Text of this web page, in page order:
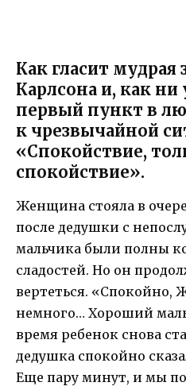
Как гласит мудрая
Карлсона и, как ни
первый пункт в
к чрезвычайной
«Спокойствие,
спокойствие».
Женщина стояла в
после дедушки с
мальчика были полны
сладостей. Но он
вертеться. «Спокойно,
немного… Хороший
время ребенок снова
дедушка спокойно
Еще пару минут, и мы